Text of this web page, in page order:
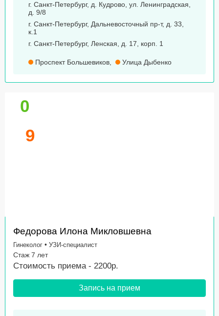
г. Санкт-Петербург, д. Кудрово, ул. Ленинградская,
д. 9/8
г. Санкт-Петербург, Дальневосточный пр-т, д. 33,
к.1
г. Санкт-Петербург, Ленская, д. 17, корп. 1
Проспект Большевиков, Улица Дыбенко
0
9
Федорова Илона Микловшевна
Гинеколог • УЗИ-специалист
Стаж 7 лет
Стоимость приема - 2200р.
Запись на прием